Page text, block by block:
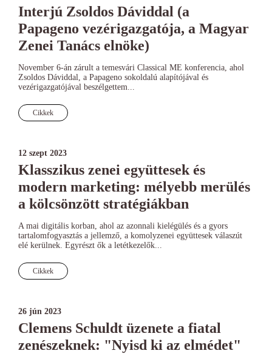
Interjú Zsoldos Dáviddal (a
Papageno vezérigazgatója, a Magyar
Zenei Tanács elnöke)
November 6-án zárult a temesvári Classical ME konferencia, ahol
Zsoldos Dáviddal, a Papageno sokoldalú alapítójával és
vezérigazgatójával beszélgettem...
Cikkek
12 szept 2023
Klasszikus zenei együttesek és
modern marketing: mélyebb merülés
a kölcsönzött stratégiákban
A mai digitális korban, ahol az azonnali kielégülés és a gyors
tartalomfogyasztás a jellemző, a komolyzenei együttesek válaszút
elé kerülnek. Egyrészt ők a letétkezelők...
Cikkek
26 jún 2023
Clemens Schuldt üzenete a fiatal
zenészeknek: "Nyisd ki az elmédet"